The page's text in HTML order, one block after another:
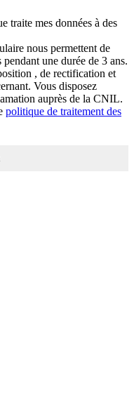
traite mes données à des
nous permettent de
une durée de 3 ans.
, de rectification et
Vous disposez
auprès de la CNIL.
politique de traitement des